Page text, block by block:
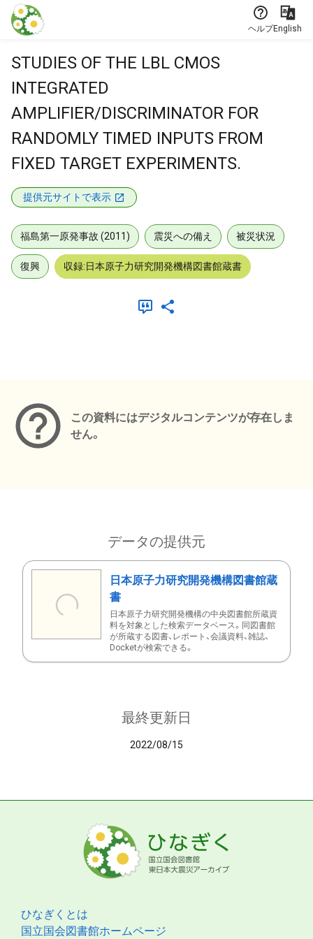
本文に飛ぶ
ヘルプEnglish
STUDIES OF THE LBL CMOS
INTEGRATED
AMPLIFIER/DISCRIMINATOR FOR
RANDOMLY TIMED INPUTS FROM
FIXED TARGET EXPERIMENTS.
提供元サイトで表示
福島第一原発事故 (2011) 震災への備え 被災状況
復興 収録:日本原子力研究開発機構図書館蔵書
この資料にはデジタルコンテンツが存在しま
せん。
データの提供元
日本原子力研究開発機構図書館蔵
書
日本原子力研究開発機構の中央図書館所蔵資
料を対象とした検索データベース。同図書館
が所蔵する図書、レポート、会議資料、雑誌、
Docketが検索できる。
最終更新日
2022/08/15
ひなぎくとは
国立国会図書館ホームページ